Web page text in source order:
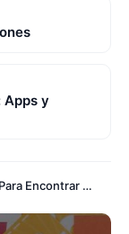
Apps y
Los 5 Mejores Aplicativos Para Encontrar Cupones y Promociones